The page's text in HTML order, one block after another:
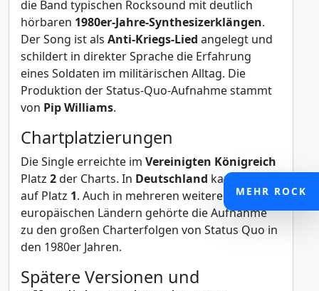
die Band typischen Rocksound mit deutlich
hörbaren 1980er-Jahre-Synthesizerklängen.
Der Song ist als Anti-Kriegs-Lied angelegt und
schildert in direkter Sprache die Erfahrung
eines Soldaten im militärischen Alltag. Die
Produktion der Status-Quo-Aufnahme stammt
von Pip Williams.
Chartplatzierungen
Die Single erreichte im Vereinigten Königreich
Platz 2der Charts. In Deutschland kam der Titel
auf Platz 1. Auch in mehreren weiteren
europäischen Ländern gehörte die Aufnahme
zu den großen Charterfolgen von Status Quo in
den 1980er Jahren.
Spätere Versionen und
MEHR ROCK